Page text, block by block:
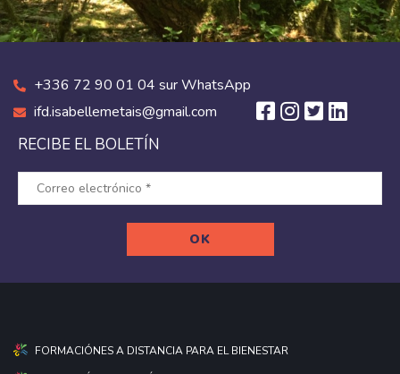
+336 72 90 01 04 sur WhatsApp
ifd.isabellemetais@gmail.com
RECIBE EL BOLETÍN
FORMACIÓNES A DISTANCIA PARA EL BIENESTAR